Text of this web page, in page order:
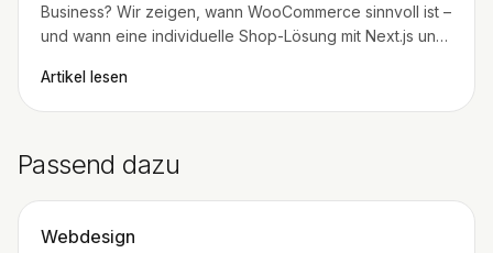
Business? Wir zeigen, wann WooCommerce sinnvoll ist –
und wann eine individuelle Shop-Lösung mit Next.js und
Artikel lesen
Passend dazu
Webdesign